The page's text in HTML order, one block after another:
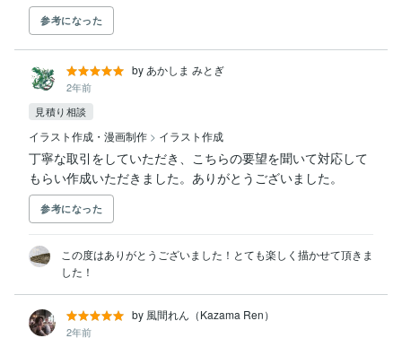
参考になった
by あかしま みとぎ
2年前
見積り相談
イラスト作成・漫画制作 > イラスト作成
丁寧な取引をしていただき、こちらの要望を聞いて対応して
もらい作成いただきました。ありがとうございました。
参考になった
この度はありがとうございました！とても楽しく描かせて頂きま
した！
by 風間れん（Kazama Ren）
2年前